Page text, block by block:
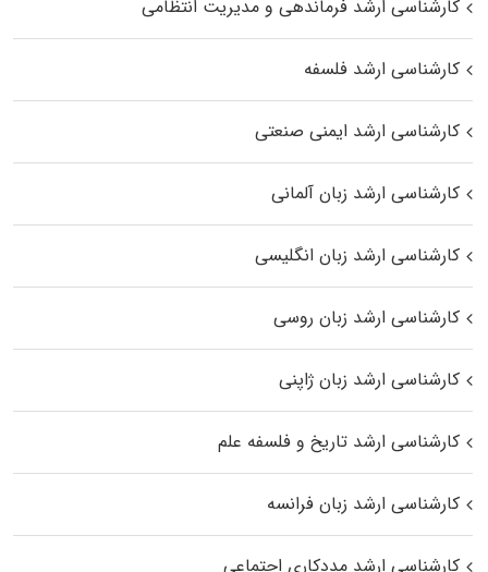
کارشناسی ارشد فرماندهی و مدیریت انتظامی
کارشناسی ارشد فلسفه
کارشناسی ارشد ایمنی صنعتی
کارشناسی ارشد زبان آلمانی
کارشناسی ارشد زبان انگلیسی
کارشناسی ارشد زبان روسی
کارشناسی ارشد زبان ژاپنی
کارشناسی ارشد تاریخ و فلسفه علم
کارشناسی ارشد زبان فرانسه
کارشناسی ارشد مددکاری اجتماعی